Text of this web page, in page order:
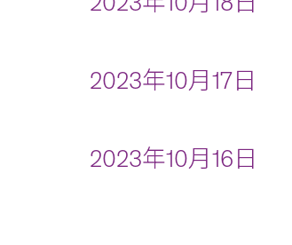
2023年10月17日
2023年10月16日